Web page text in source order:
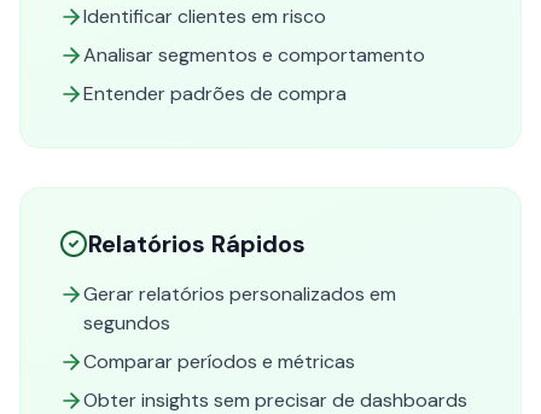
Identificar clientes em risco
Analisar segmentos e comportamento
Entender padrões de compra
Relatórios Rápidos
Gerar relatórios personalizados em
segundos
Comparar períodos e métricas
Obter insights sem precisar de dashboards